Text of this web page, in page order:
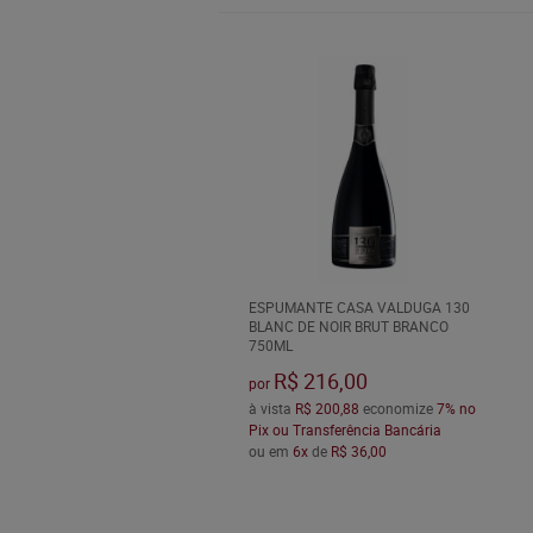
ESPUMANTE CASA VALDUGA 130
BLANC DE NOIR BRUT BRANCO
750ML
por R$ 216,00
à vista R$ 200,88 economize7% no
Pix ou Transferência Bancária
ou em 6xde R$ 36,00